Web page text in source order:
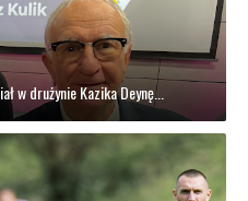
w drużynie Kazika Deynę...